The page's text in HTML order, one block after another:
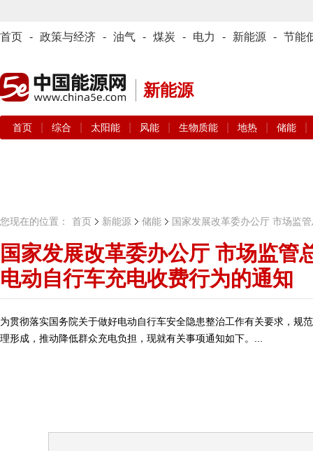
首页 - 政策与经济 - 油气 - 煤炭 - 电力 - 新能源 - 节能
新能源
首页 综合 太阳能 风能 生物质能 地热 储能
您现在的位置： 首页 新能源 储能 国家发展改革委办公厅 市场监
国家发展改革委办公厅 市场监管
电动自行车充电收费行为的通知
为贯彻落实国务院关于做好电动自行车安全隐患整治工作有关要求，规
理形成，推动降低群众充电负担，现就有关事项通知如下。...